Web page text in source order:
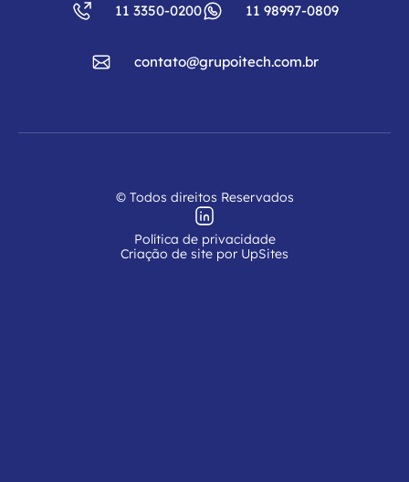
11 3350-0200 11 98997-0809
contato@grupoitech.com.br
© Todos direitos Reservados
Política de privacidade
Criação de site por UpSites